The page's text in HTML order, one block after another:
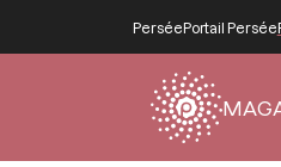
PerséePortail Persée